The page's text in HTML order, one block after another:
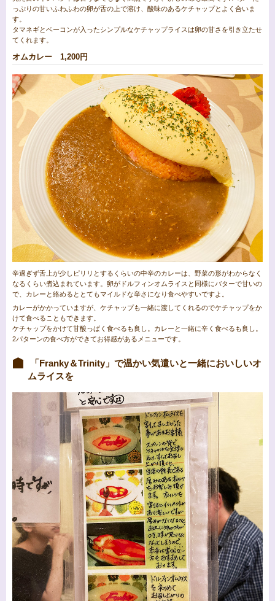
っぷりの甘いふわふわの卵が舌の上で溶け、酸味のあるケチャップとよく合いま
す。
タマネギとベーコンが入ったシンプルなケチャップライスは卵の甘さを引き立たせ
てくれます。
オムカレー 1,200円
辛過ぎず舌上が少しピリリとするくらいの中辛のカレーは、野菜の形がわからなく
なるくらい煮込まれています。卵がドルフィンオムライスと同様にバターで甘いの
で、カレーと絡めるととてもマイルドな辛さになり食べやすいですよ。
カレーがかかっていますが、ケチャップも一緒に渡してくれるのでケチャップをか
けて食べることもできます。
ケチャップをかけて甘酸っぱく食べるも良し。カレーと一緒に辛く食べるも良し。
2パターンの食べ方ができてお得感があるメニューです。
「Franky＆Trinity」で温かい気遣いと一緒においしいオ
ムライスを